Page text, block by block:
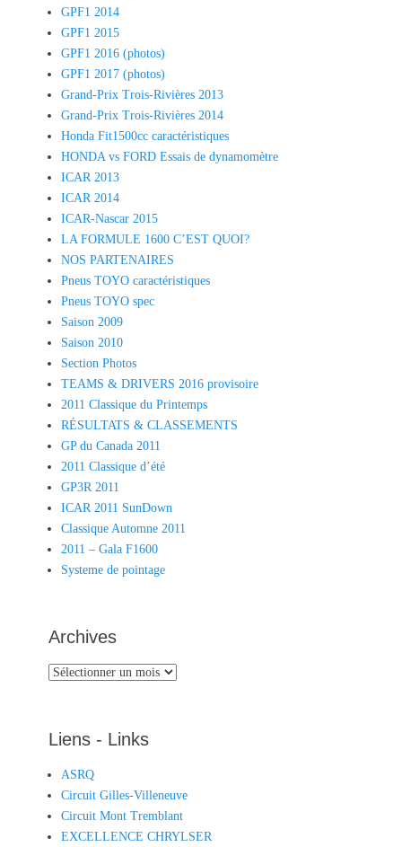
GPF1 2014
GPF1 2015
GPF1 2016 (photos)
GPF1 2017 (photos)
Grand-Prix Trois-Rivières 2013
Grand-Prix Trois-Rivières 2014
Honda Fit1500cc caractéristiques
HONDA vs FORD Essais de dynamomètre
ICAR 2013
ICAR 2014
ICAR-Nascar 2015
LA FORMULE 1600 C’EST QUOI?
NOS PARTENAIRES
Pneus TOYO caractéristiques
Pneus TOYO spec
Saison 2009
Saison 2010
Section Photos
TEAMS & DRIVERS 2016 provisoire
2011 Classique du Printemps
RÉSULTATS & CLASSEMENTS
GP du Canada 2011
2011 Classique d’été
GP3R 2011
ICAR 2011 SunDown
Classique Automne 2011
2011 – Gala F1600
Systeme de pointage
Archives
Archives
Liens - Links
ASRQ
Circuit Gilles-Villeneuve
Circuit Mont Tremblant
EXCELLENCE CHRYLSER